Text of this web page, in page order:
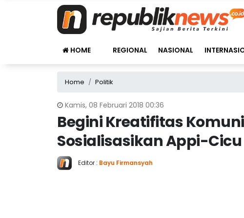
HOME REGIONAL NASIONAL
Home Politik
Kamis, 08 Februari 2018 00:36
Begini Kreatifitas
Sosialisasikan Appi-Cicu
Editor : Bayu Firmansyah